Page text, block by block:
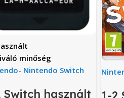
minőség
- Nintendo Switch
Switch használt